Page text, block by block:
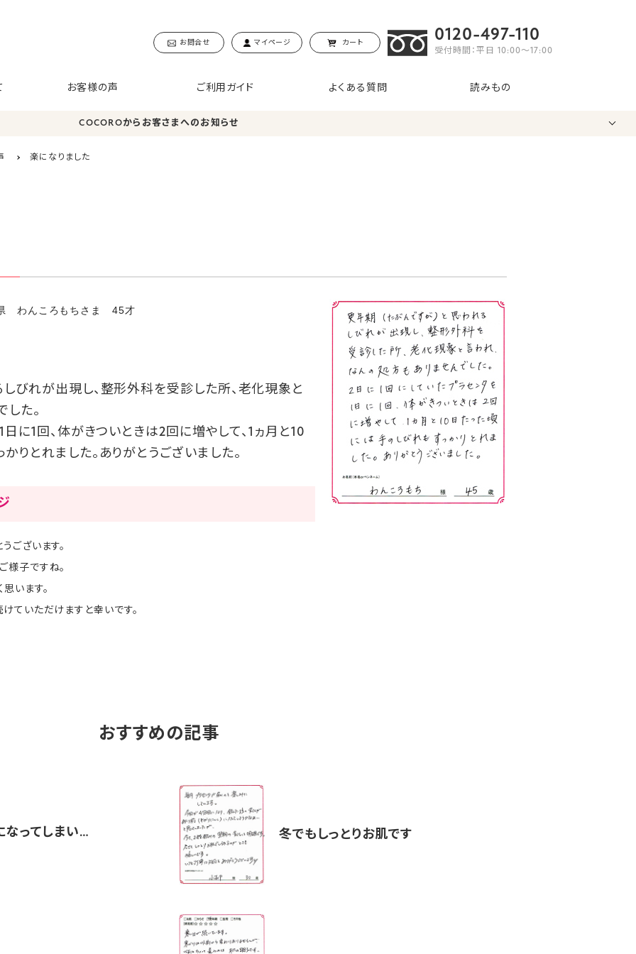
お問合せ マイページ カート 0120-497-110
受付時間：平日 10:00〜17:00
お客様の声 ご利用ガイド よくある質問 読みもの
COCOROからお客さまへのお知らせ
楽になりました
わんころもちさま 45才
しびれが出現し、整形外科を受診した所、老化現象と
た。
に1回、体がきついときは2回に増やして、1ヵ月と10
りとれました。ありがとうございました。
ございます。
様子ですね。
います。
ていただけますと幸いです。
おすすめの記事
なってしまい… 冬でもしっとりお肌です